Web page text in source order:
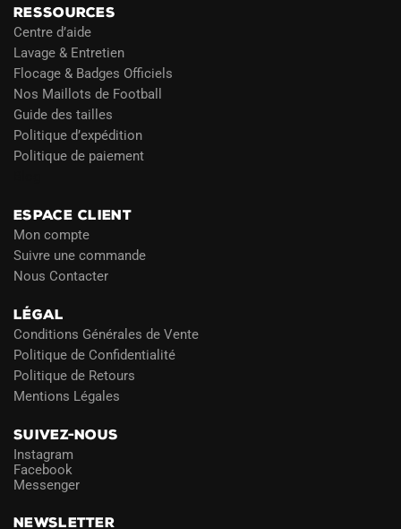
RESSOURCES
Centre d’aide
Lavage & Entretien
Flocage & Badges Officiels
Nos Maillots de Football
Guide des tailles
Politique d’expédition
Politique de paiement
ESPACE CLIENT
Mon compte
Suivre une commande
Nous Contacter
LÉGAL
Conditions Générales de Vente
Politique de Confidentialité
Politique de Retours
Mentions Légales
SUIVEZ-NOUS
Instagram
Facebook
Messenger
NEWSLETTER